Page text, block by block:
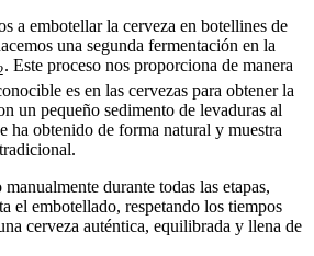
a embotellar la cerveza en botellines de
una segunda fermentación en la
. Este proceso nos proporciona de manera
es en las cervezas para obtener la
un pequeño sedimento de levaduras al
ha obtenido de forma natural y muestra
durante todas las etapas,
el embotellado, respetando los tiempos
cerveza auténtica, equilibrada y llena de